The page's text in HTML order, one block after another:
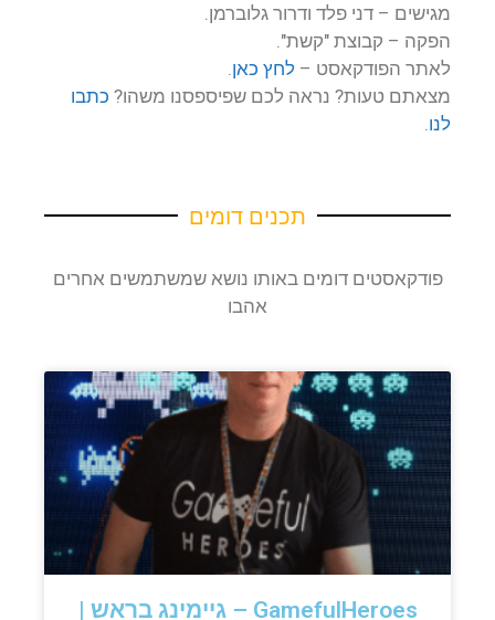
מגישים – דני פלד ודרור גלוברמן.
הפקה – קבוצת "קשת".
לאתר הפודקאסט – לחץ כאן
מצאתם טעות? נראה לכם שפיספסנו משהו? כתבו
לנו
תכנים דומים
פודקאסטים דומים באותו נושא שמשתמשים אחרים
אהבו
GamefulHeroes – גיימינג בראש |